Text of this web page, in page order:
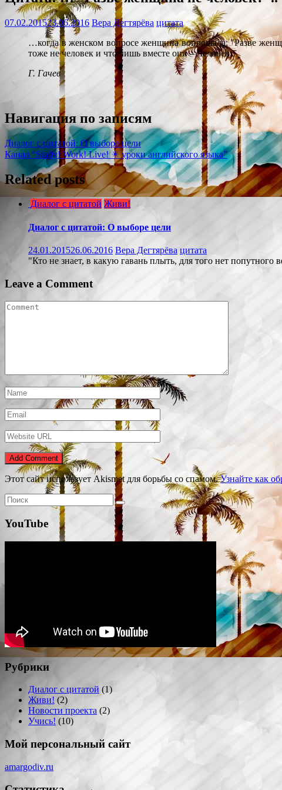
07.02.201523.06.2016 Вера Дегтярёва цитата
…когда в женском вопросе женщина вопрошала: "Разве
тоже не человек и что лишь вместе они – Человек.
Г. Гачев
Навигация по записям
Диалог с цитатой: О выборе цели
Канал “Study! Work! Live! ☀ уроки английского языка”
Related posts
Диалог с цитатой Живи!
Диалог с цитатой: О выборе цели
24.01.201526.06.2016 Вера Дегтярёва цитата
"Кто не знает, в какую гавань плыть, для того нет попутного
Leave a Comment
Этот сайт использует Akismet для борьбы со спамом.Узнайте как
YouTube
Рубрики
Диалог с цитатой (1)
Живи! (2)
Новости проекта (2)
Учись! (10)
Мой персональный сайт
amargodiv.ru